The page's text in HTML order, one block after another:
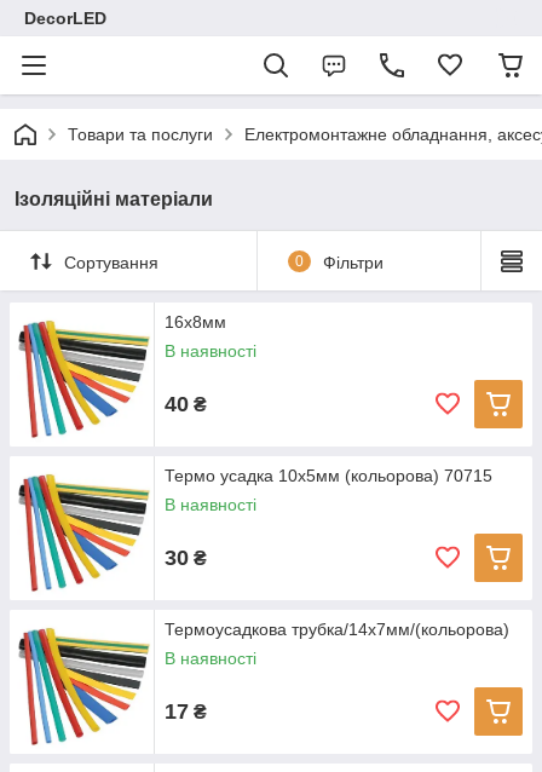
DecorLED
Товари та послуги Електромонтажне обладнання,
Ізоляційні матеріали
Сортування 0 Фільтри
16х8мм
В наявності
40 ₴
Термо усадка 10х5мм (кольорова) 70715
В наявності
30 ₴
Термоусадкова трубка/14х7мм/(кольорова)
В наявності
17 ₴